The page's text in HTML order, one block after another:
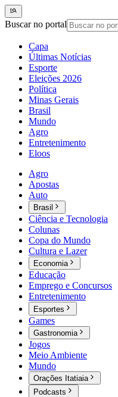
Buscar no portal
Capa
Últimas Notícias
Esporte
Eleições 2026
Política
Minas Gerais
Brasil
Mundo
Agro
Entretenimento
Eloos
Agro
Apostas
Auto
Brasil
Ciência e Tecnologia
Colunas
Copa do Mundo
Cultura e Lazer
Economia
Educação
Emprego e Concursos
Entretenimento
Esportes
Games
Gastronomia
Jogos
Meio Ambiente
Mundo
Orações Itatiaia
Podcasts